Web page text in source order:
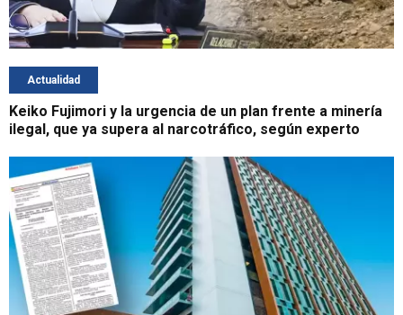
Actualidad
Keiko Fujimori y la urgencia de un plan frente a minería
ilegal, que ya supera al narcotráfico, según experto